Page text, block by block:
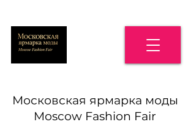
Московская ярмарка моды
Moscow Fashion Fair